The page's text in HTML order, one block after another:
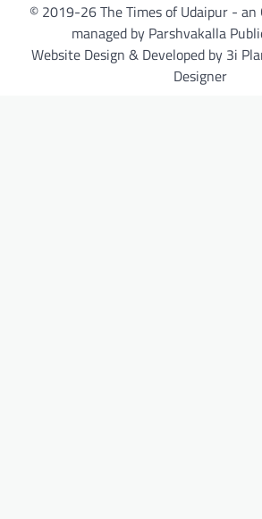
© 2019-26 The Times of Udaipur -
managed by Parshvakalla
Website Design & Developed by 3i
Designer